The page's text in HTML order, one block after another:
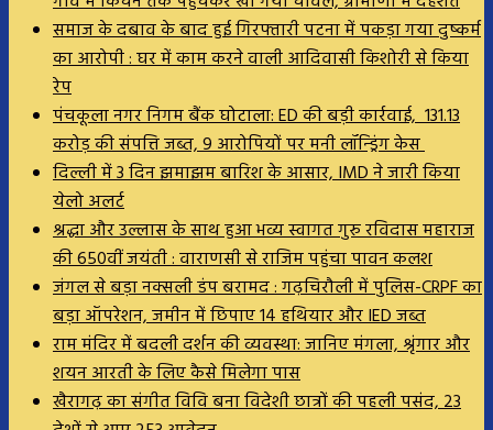
समाज के दबाव के बाद हुई गिरफ्तारी पटना में पकड़ा गया दुष्कर्म
का आरोपी : घर में काम करने वाली आदिवासी किशोरी से किया
रेप
पंचकूला नगर निगम बैंक घोटाला: ED की बड़ी कार्रवाई, 131.13
करोड़ की संपत्ति जब्त, 9 आरोपियों पर मनी लॉन्ड्रिंग केस
दिल्ली में 3 दिन झमाझम बारिश के आसार, IMD ने जारी किया
येलो अलर्ट
श्रद्धा और उल्लास के साथ हुआ भव्य स्वागत गुरु रविदास महाराज
की 650वीं जयंती : वाराणसी से राजिम पहुंचा पावन कलश
जंगल से बड़ा नक्सली डंप बरामद : गढ़चिरौली में पुलिस-CRPF का
बड़ा ऑपरेशन, जमीन में छिपाए 14 हथियार और IED जब्त
राम मंदिर में बदली दर्शन की व्यवस्था: जानिए मंगला, श्रृंगार और
शयन आरती के लिए कैसे मिलेगा पास
खैरागढ़ का संगीत विवि बना विदेशी छात्रों की पहली पसंद, 23